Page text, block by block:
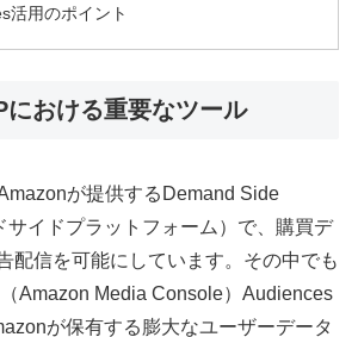
活用のポイント
おける重要なツール
が提供するDemand Side
サイドプラットフォーム）で、購買デ
配信を可能にしています。その中でも
Amazon Media Console）Audiences
が保有する膨大なユーザーデータ